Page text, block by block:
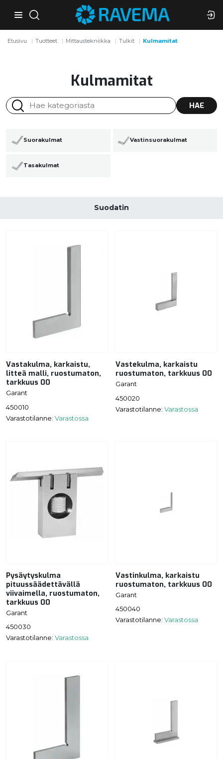
Etusivu Tuotteet Mittaustekniikka Tulkit Kulmamitat
Kulmamitat
HAE
Suorakulmat Vastinsuorakulmat
Tasakulmat
Suodatin
Vastakulma, karkaistu,
litteä malli, ruostumaton,
tarkkuus 00
Garant
450010
Varastotilanne: Varastossa
Vastekulma, karkaistu
ruostumaton, tarkkuus 00
Garant
450020
Varastotilanne: Varastossa
Pysäytyskulma
pituussäädettävällä
viivaimella, ruostumaton,
tarkkuus 00
Garant
450030
Varastotilanne: Varastossa
Vastinkulma, karkaistu
ruostumaton, tarkkuus 00
Garant
450040
Varastotilanne: Varastossa